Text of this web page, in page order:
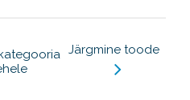
Järgmine toode